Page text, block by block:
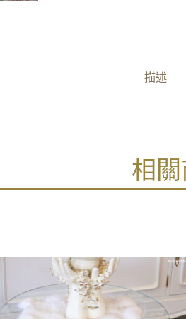
描述
相